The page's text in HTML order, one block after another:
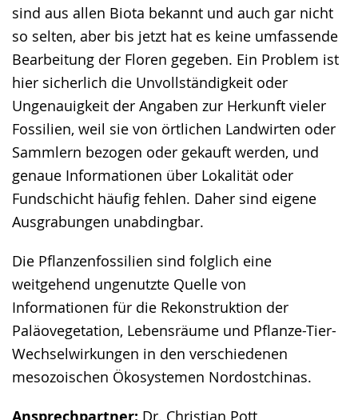
sind aus allen Biota bekannt und auch gar nicht
so selten, aber bis jetzt hat es keine umfassende
Bearbeitung der Floren gegeben. Ein Problem ist
hier sicherlich die Unvollständigkeit oder
Ungenauigkeit der Angaben zur Herkunft vieler
Fossilien, weil sie von örtlichen Landwirten oder
Sammlern bezogen oder gekauft werden, und
genaue Informationen über Lokalität oder
Fundschicht häufig fehlen. Daher sind eigene
Ausgrabungen unabdingbar.
Die Pflanzenfossilien sind folglich eine
weitgehend ungenutzte Quelle von
Informationen für die Rekonstruktion der
Paläovegetation, Lebensräume und Pflanze-Tier-
Wechselwirkungen in den verschiedenen
mesozoischen Ökosystemen Nordostchinas.
Dr. Christian Pott